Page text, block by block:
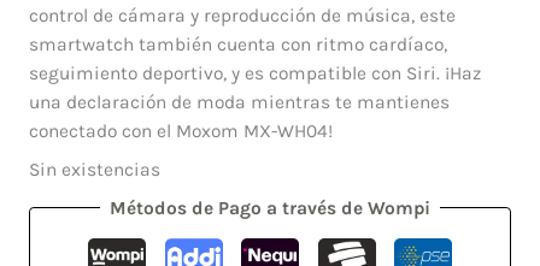
control de cámara y reproducción de música, este
smartwatch también cuenta con ritmo cardíaco,
seguimiento deportivo, y es compatible con Siri. ¡Haz
una declaración de moda mientras te mantienes
conectado con el Moxom MX-WH04!
Sin existencias
Métodos de Pago a través de Wompi